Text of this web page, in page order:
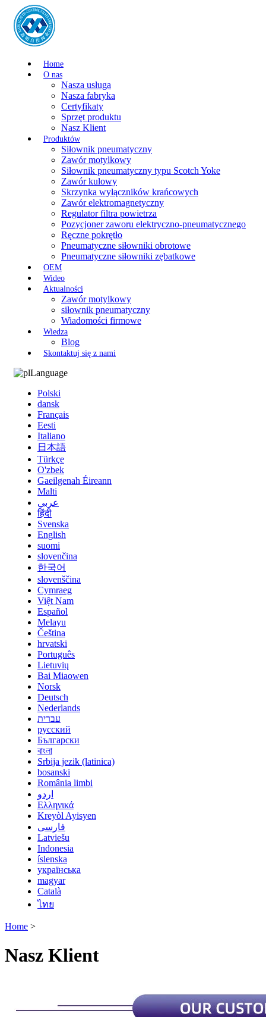
Home
O nas
Nasza usługa
Nasza fabryka
Certyfikaty
Sprzęt produktu
Nasz Klient
Produktów
Siłownik pneumatyczny
Zawór motylkowy
Siłownik pneumatyczny typu Scotch Yoke
Zawór kulowy
Skrzynka wyłączników krańcowych
Zawór elektromagnetyczny
Regulator filtra powietrza
Pozycjoner zaworu elektryczno-pneumatycznego
Ręczne pokrętło
Pneumatyczne siłowniki obrotowe
Pneumatyczne siłowniki zębatkowe
OEM
Wideo
Aktualności
Zawór motylkowy
siłownik pneumatyczny
Wiadomości firmowe
Wiedza
Blog
Skontaktuj się z nami
Language
Polski
dansk
Français
Eesti
Italiano
日本語
Türkçe
O'zbek
Gaeilgenah Éireann
Malti
عربي
हिंदी
Svenska
English
suomi
slovenčina
한국어
slovenščina
Cymraeg
Việt Nam
Español
Melayu
Čeština
hrvatski
Português
Lietuvių
Bai Miaowen
Norsk
Deutsch
Nederlands
עברית
русский
Български
বাংলা
Srbija jezik (latinica)
bosanski
România limbi
اردو
Ελληνικά
Kreyòl Ayisyen
فارسی
Latviešu
Indonesia
íslenska
українська
magyar
Català
ไทย
Home >
Nasz Klient